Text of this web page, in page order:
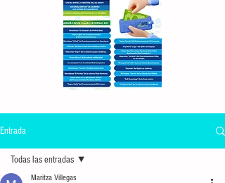
Entrada
Todas las entradas
Maritza Villegas